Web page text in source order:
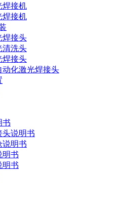
焊接机
焊接机
焊接头
清洗头
焊接头
动化激光焊接头
书
头说明书
说明书
明书
明书